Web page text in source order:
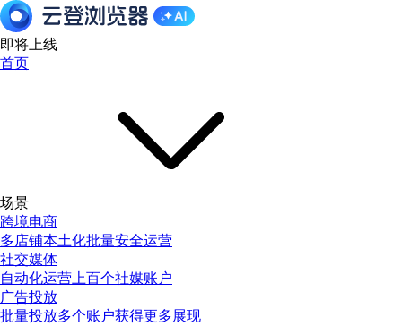
即将上线
首页
场景
跨境电商
多店铺本土化批量安全运营
社交媒体
自动化运营上百个社媒账户
广告投放
批量投放多个账户获得更多展现